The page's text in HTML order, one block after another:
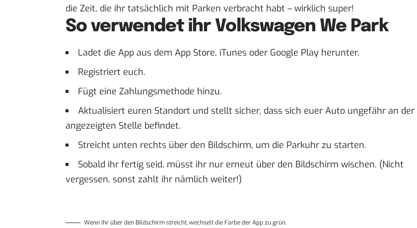
die Zeit, die ihr tatsächlich mit Parken verbracht habt – wirklich super!
So verwendet ihr Volkswagen We Park
Ladet die App aus dem App Store, iTunes oder Google Play herunter.
Registriert euch.
Fügt eine Zahlungsmethode hinzu.
Aktualisiert euren Standort und stellt sicher, dass sich euer Auto ungefähr an der
angezeigten Stelle befindet.
Streicht unten rechts über den Bildschirm, um die Parkuhr zu starten.
Sobald ihr fertig seid, müsst ihr nur erneut über den Bildschirm wischen. (Nicht
vergessen, sonst zahlt ihr nämlich weiter!)
Wenn ihr über den Bildschirm streicht, wechselt die Farbe der App zu grün.